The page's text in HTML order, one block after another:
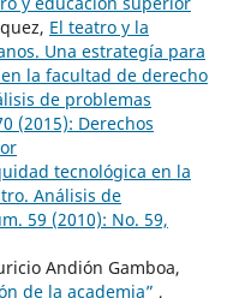
El teatro y la
Una estrategía para
la facultad de derecho
de problemas
(2015): Derechos
tecnológica en la
Análisis de
59 (2010): No. 59,
Andión Gamboa,
de la academia” ,